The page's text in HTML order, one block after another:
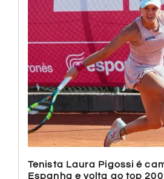
Tenista Laura Pigossi é
Espanha e volta ao top 200